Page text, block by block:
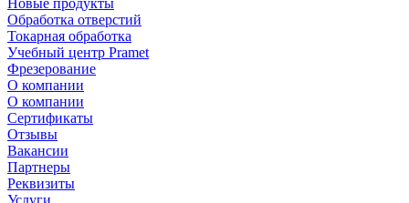
Новые продукты
Обработка отверстий
Токарная обработка
Учебный центр Pramet
Фрезерование
О компании
О компании
Сертификаты
Отзывы
Вакансии
Партнеры
Реквизиты
Услуги